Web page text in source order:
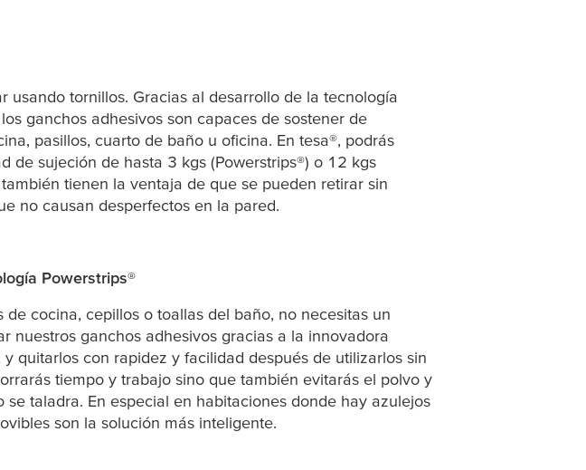
usando tornillos. Gracias al desarrollo de la tecnología
ganchos adhesivos son capaces de sostener de
pasillos, cuarto de baño u oficina. En tesa®, podrás
de sujeción de hasta 3 kgs (Powerstrips®) o 12 kgs
tienen la ventaja de que se pueden retirar sin
no causan desperfectos en la pared.
Powerstrips®
cocina, cepillos o toallas del baño, no necesitas un
nuestros ganchos adhesivos gracias a la innovadora
quitarlos con rapidez y facilidad después de utilizarlos sin
tiempo y trabajo sino que también evitarás el polvo y
taladra. En especial en habitaciones donde hay azulejos
son la solución más inteligente.